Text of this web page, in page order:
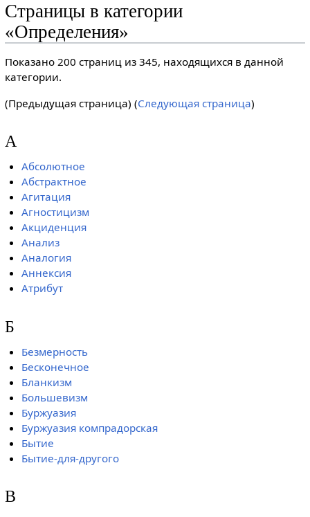
Страницы в категории
«Определения»
Показано 200 страниц из 345, находящихся в данной
категории.
(Предыдущая страница) (Следующая страница)
А
Абсолютное
Абстрактное
Агитация
Агностицизм
Акциденция
Анализ
Аналогия
Аннексия
Атрибут
Б
Безмерность
Бесконечное
Бланкизм
Большевизм
Буржуазия
Буржуазия компрадорская
Бытие
Бытие-для-другого
В